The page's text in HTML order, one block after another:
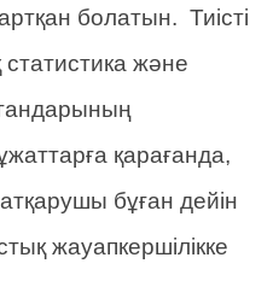
болатын. Тиісті
және
қарағанда,
бұған дейін
жауапкершілікке